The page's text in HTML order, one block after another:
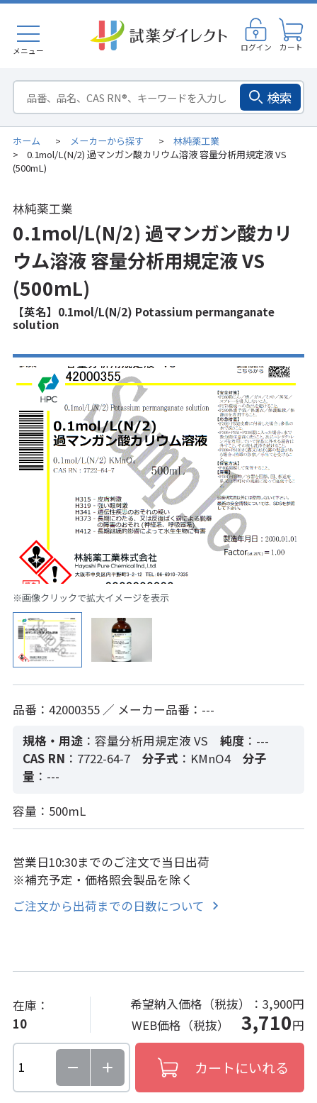
メニュー ログイン カート
検索
ホーム > メーカーから探す > 林純薬工業
>
0.1mol/L(N/2) 過マンガン酸カリウム溶液 容量分析用規定液 VS
(500mL)
林純薬工業
0.1mol/L(N/2) 過マンガン酸カリ
ウム溶液 容量分析用規定液 VS
(500mL)
【英名】0.1mol/L(N/2) Potassium permanganate
solution
※画像クリックで拡大イメージを表示
品番：42000355 ／ メーカー品番：---
規格・用途 ：容量分析用規定液 VS 純度：---
CAS RN ：7722-64-7 分子式 ：KMnO4
分子
量 ：---
容量：500mL
営業日10:30までのご注文で当日出荷
※補充予定・価格照会製品を除く
ご注文から出荷までの日数について
在庫：
10
希望納入価格（税抜）：3,900円
WEB価格（税抜）3,710円